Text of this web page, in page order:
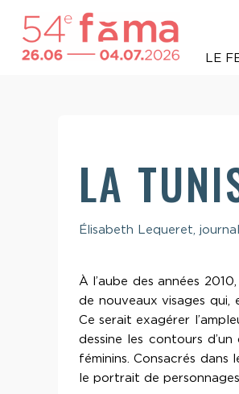
LE
LA
Élisabeth Lequeret,
À l’aube des années
de nouveaux visages qui,
Ce serait exagérer
dessine les contours
féminins. Consacrés
le portrait de